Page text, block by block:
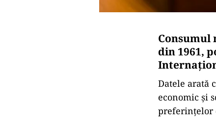
Consumul
din 1961,
Datele arată
economic și
preferințelor